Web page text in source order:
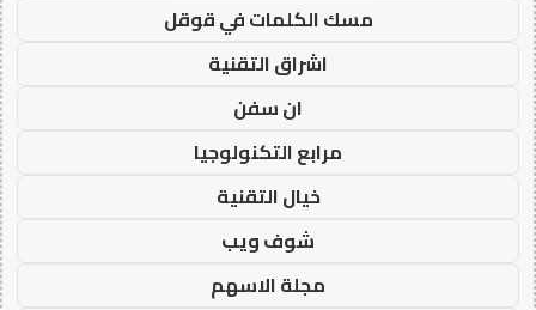
مسك الكلمات في قوقل
اشراق التقنية
ان سفن
مرابع التكنولوجيا
خيال التقنية
شوف ويب
مجلة الاسهم